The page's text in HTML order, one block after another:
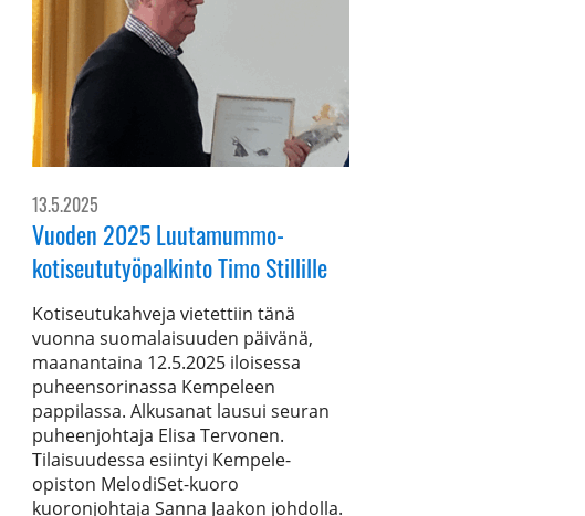
13.5.2025
Vuoden 2025 Luutamummo-
kotiseututyöpalkinto Timo Stillille
Kotiseutukahveja vietettiin tänä
vuonna suomalaisuuden päivänä,
maanantaina 12.5.2025 iloisessa
puheensorinassa Kempeleen
pappilassa. Alkusanat lausui seuran
puheenjohtaja Elisa Tervonen.
Tilaisuudessa esiintyi Kempele-
opiston MelodiSet-kuoro
kuoronjohtaja Sanna Jaakon johdolla.